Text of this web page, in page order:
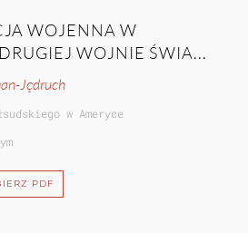
WOJENNA W
WOJNIE ŚWIA...
Jędruch
w Ameryce
PDF